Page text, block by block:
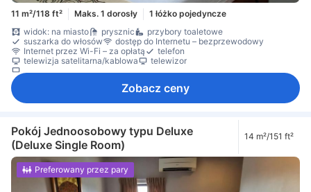
11 m²/118 ft² Maks. 1 dorosły
1 łóżko pojedyncze
widok: na miasto
prysznic
przybory toaletowe
suszarka do włosów
dostęp do Internetu – bezprzewodowy
Internet przez Wi-Fi – za opłatą
telefon
telewizja satelitarna/kablowa
telewizor
Zobacz ceny
Pokój Jednoosobowy typu Deluxe
(Deluxe Single Room)
14 m²/151 ft²
Preferowany przez pary